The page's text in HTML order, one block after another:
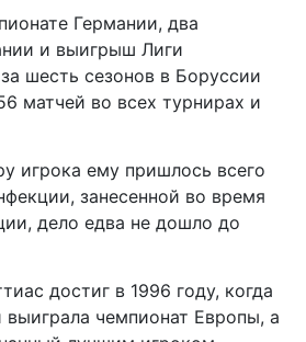
Германии, два
и выигрыш Лиги
шесть сезонов в Боруссии
матчей во всех турнирах и
игрока ему пришлось всего
занесенной во время
дело едва не дошло до
достиг в 1996 году, когда
выиграла чемпионат Европы, а